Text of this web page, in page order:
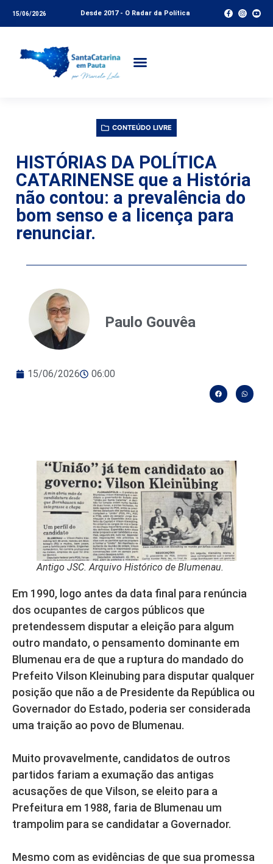
15/06/2026 Desde 2017 - O Radar da Política
CONTEÚDO LIVRE
HISTÓRIAS DA POLÍTICA
CATARINENSE que a História
não contou: a prevalência do
bom senso e a licença para
renunciar.
Paulo Gouvêa
15/06/2026 06:00
Antigo JSC. Arquivo Histórico de Blumenau.
Em 1990, logo antes da data final para renúncia
dos ocupantes de cargos públicos que
pretendessem disputar a eleição para algum
outro mandato, o pensamento dominante em
Blumenau era de que a ruptura do mandado do
Prefeito Vilson Kleinubing para disputar qualquer
posição que não a de Presidente da República ou
Governador do Estado, poderia ser considerada
uma traição ao povo de Blumenau.
Muito provavelmente, candidatos de outros
partidos fariam a exumação das antigas
acusações de que Vilson, se eleito para a
Prefeitura em 1988, faria de Blumenau um
trampolim para se candidatar a Governador.
Mesmo com as evidências de que sua promessa